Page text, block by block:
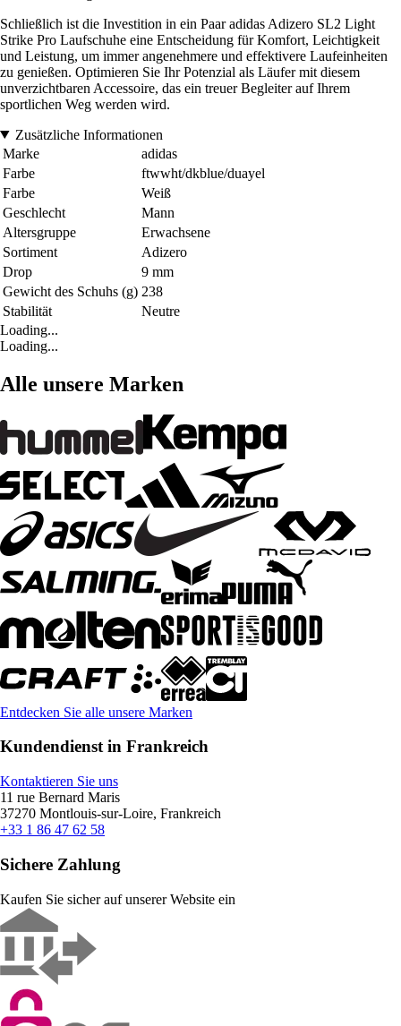
Schließlich ist die Investition in ein Paar adidas Adizero SL2 Light
Strike Pro Laufschuhe eine Entscheidung für Komfort, Leichtigkeit
und Leistung, um immer angenehmere und effektivere Laufeinheiten
zu genießen. Optimieren Sie Ihr Potenzial als Läufer mit diesem
unverzichtbaren Accessoire, das ein treuer Begleiter auf Ihrem
sportlichen Weg werden wird.
Zusätzliche Informationen
Marke
adidas
Farbe
ftwwht/dkblue/duayel
Farbe
Weiß
Geschlecht
Mann
Altersgruppe
Erwachsene
Sortiment
Adizero
Drop
9 mm
Gewicht des Schuhs (g) 238
Stabilität
Neutre
Loading...
Loading...
Alle unsere Marken
Entdecken Sie alle unsere Marken
Kundendienst in Frankreich
Kontaktieren Sie uns
11 rue Bernard Maris
37270 Montlouis-sur-Loire, Frankreich
+33 1 86 47 62 58
Sichere Zahlung
Kaufen Sie sicher auf unserer Website ein